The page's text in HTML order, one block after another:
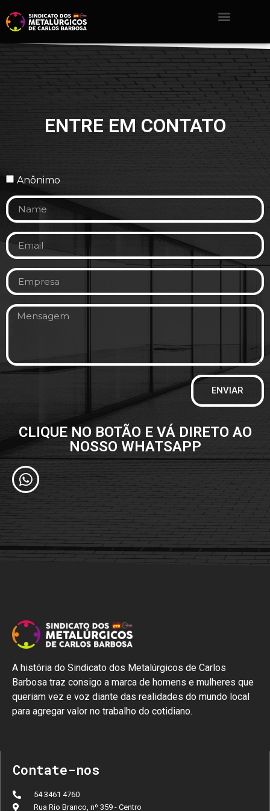
ENTRE EM CONTATO
Anônimo
ENVIAR
CLIQUE NO BOTÃO E VÁ DIRETO AO
NOSSO WHATSAPP
A história do Sindicato dos Metalúrgicos de Carlos
Barbosa traz consigo a marca de homens e mulheres que
queriam vez e voz diante das realidades do mundo local
para agregar valor no trabalho do cotidiano.
Contate-nos
54 3461 4760
Rua Rio Branco, nº 359 - Centro